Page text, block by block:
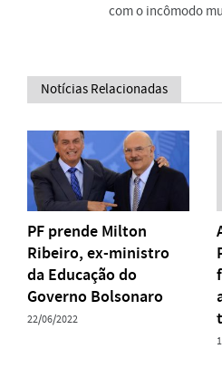
com o incômodo
Notícias Relacionadas
PF prende Milton
Ribeiro, ex-ministro
da Educação do
Governo Bolsonaro
22/06/2022